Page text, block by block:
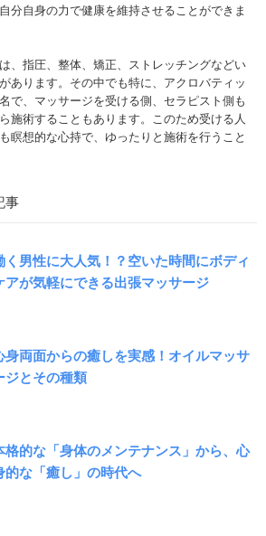
分自身の力で健康を維持させることができま
、指圧、整体、矯正、ストレッチングなどい
あります。その中でも特に、アクロバティッ
で、マッサージを受ける側、セラピスト側も
施術することもあります。このため受ける人
瞑想的な心持で、ゆったりと施術を行うこと
事
く男性に大人気！？空いた時間にボディ
アが気軽にできる出張マッサージ
身両面からの癒しを実感！オイルマッサ
ジとその種類
格的な「身体のメンテナンス」から、心
的な「癒し」の時代へ